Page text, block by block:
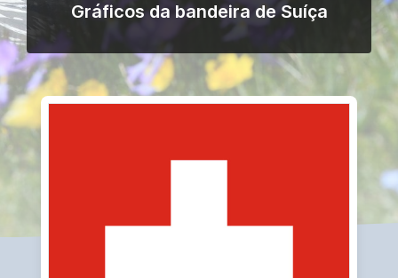
Gráficos da bandeira de Suíça